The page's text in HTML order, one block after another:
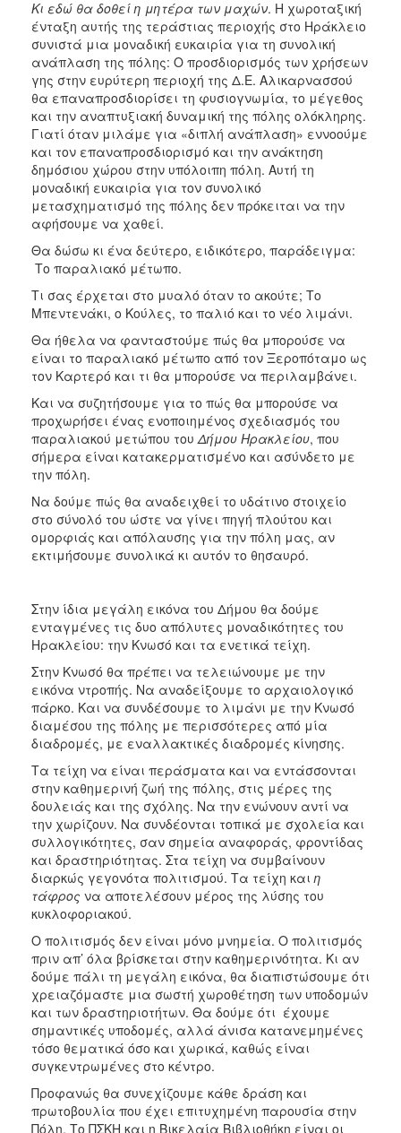
Κι εδώ θα δοθεί η μητέρα των μαχών. Η χωροταξική
ένταξη αυτής της τεράστιας περιοχής στο Ηράκλειο
συνιστά μια μοναδική ευκαιρία για τη συνολική
ανάπλαση της πόλης: Ο προσδιορισμός των χρήσεων
γης στην ευρύτερη περιοχή της Δ.Ε. Αλικαρνασσού
θα επαναπροσδιορίσει τη φυσιογνωμία, το μέγεθος
και την αναπτυξιακή δυναμική της πόλης ολόκληρης.
Γιατί όταν μιλάμε για «διπλή ανάπλαση» εννοούμε
και τον επαναπροσδιορισμό και την ανάκτηση
δημόσιου χώρου στην υπόλοιπη πόλη. Αυτή τη
μοναδική ευκαιρία για τον συνολικό
μετασχηματισμό της πόλης δεν πρόκειται να την
αφήσουμε να χαθεί.
Θα δώσω κι ένα δεύτερο, ειδικότερο, παράδειγμα:
Το παραλιακό μέτωπο.
Τι σας έρχεται στο μυαλό όταν το ακούτε; Το
Μπεντενάκι, ο Κούλες, το παλιό και το νέο λιμάνι.
Θα ήθελα να φανταστούμε πώς θα μπορούσε να
είναι το παραλιακό μέτωπο από τον Ξεροπόταμο ως
τον Καρτερό και τι θα μπορούσε να περιλαμβάνει.
Και να συζητήσουμε για το πώς θα μπορούσε να
προχωρήσει ένας ενοποιημένος σχεδιασμός του
παραλιακού μετώπου τουΔήμου Ηρακλείου, που
σήμερα είναι κατακερματισμένο και ασύνδετο με
την πόλη.
Να δούμε πώς θα αναδειχθεί το υδάτινο στοιχείο
στο σύνολό του ώστε να γίνει πηγή πλούτου και
ομορφιάς και απόλαυσης για την πόλη μας, αν
εκτιμήσουμε συνολικά κι αυτόν το θησαυρό.
Στην ίδια μεγάλη εικόνα του Δήμου θα δούμε
ενταγμένες τις δυο απόλυτες μοναδικότητες του
Ηρακλείου: την Κνωσό και τα ενετικά τείχη.
Στην Κνωσό θα πρέπει να τελειώνουμε με την
εικόνα ντροπής. Να αναδείξουμε το αρχαιολογικό
πάρκο. Και να συνδέσουμε το λιμάνι με την Κνωσό
διαμέσου της πόλης με περισσότερες από μία
διαδρομές, με εναλλακτικές διαδρομές κίνησης.
Τα τείχη να είναι περάσματα και να εντάσσονται
στην καθημερινή ζωή της πόλης, στις μέρες της
δουλειάς και της σχόλης. Να την ενώνουν αντί να
την χωρίζουν. Να συνδέονται τοπικά με σχολεία και
συλλογικότητες, σαν σημεία αναφοράς, φροντίδας
και δραστηριότητας. Στα τείχη να συμβαίνουν
διαρκώς γεγονότα πολιτισμού. Τα τείχη καιη
τάφρος να αποτελέσουν μέρος της λύσης του
κυκλοφοριακού.
Ο πολιτισμός δεν είναι μόνο μνημεία. Ο πολιτισμός
πριν απ’ όλα βρίσκεται στην καθημερινότητα. Κι αν
δούμε πάλι τη μεγάλη εικόνα, θα διαπιστώσουμε ότι
χρειαζόμαστε μια σωστή χωροθέτηση των υποδομών
και των δραστηριοτήτων. Θα δούμε ότι έχουμε
σημαντικές υποδομές, αλλά άνισα κατανεμημένες
τόσο θεματικά όσο και χωρικά, καθώς είναι
συγκεντρωμένες στο κέντρο.
Προφανώς θα συνεχίζουμε κάθε δράση και
πρωτοβουλία που έχει επιτυχημένη παρουσία στην
Πόλη. Το ΠΣΚΗ και η Βικελαία Βιβλιοθήκη είναι οι